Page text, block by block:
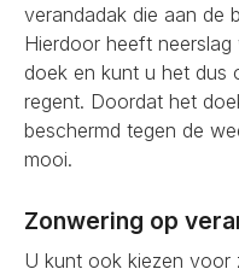
verandadak die aan de
Hierdoor heeft
doek en kunt u het dus
regent. Doordat het
beschermd tegen de
mooi.
Zonwering op
U kunt ook kiezen voor